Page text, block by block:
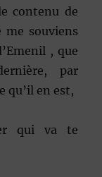
contenu de
souviens
, que
par
qu’il en est,
qui va te